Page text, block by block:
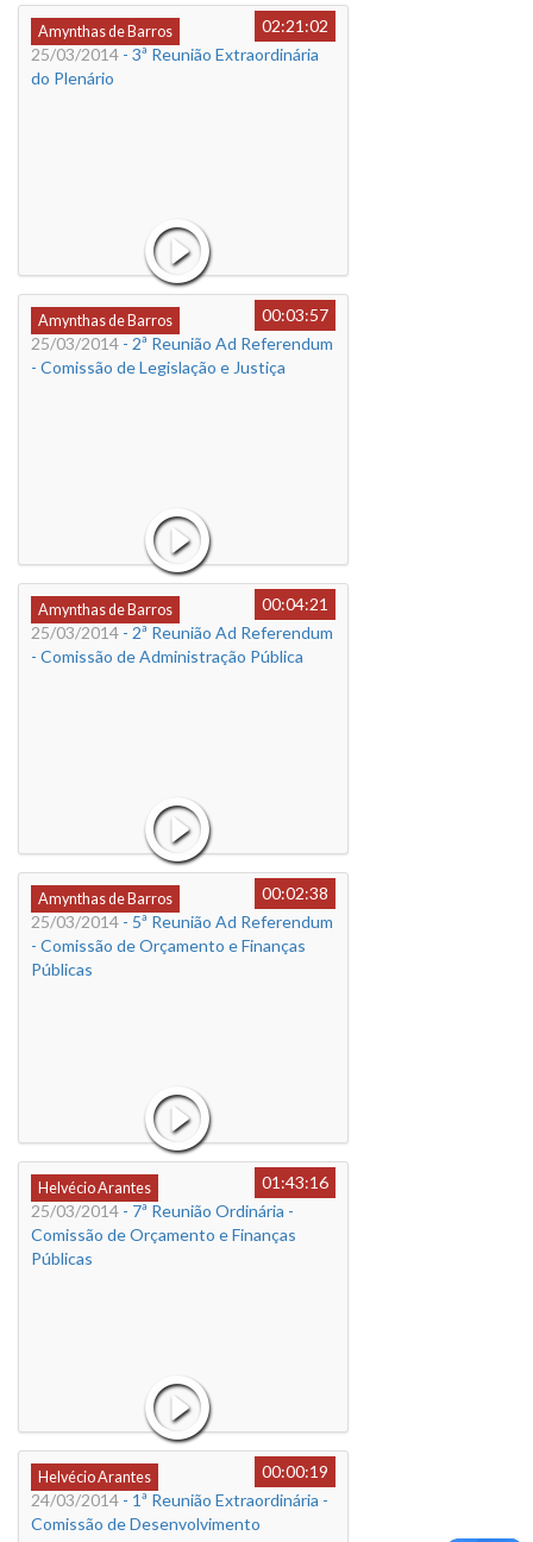
Amynthas de Barros
02:21:02
25/03/2014 - 3ª Reunião Extraordinária
do Plenário
Amynthas de Barros
00:03:57
25/03/2014 - 2ª Reunião Ad Referendum
- Comissão de Legislação e Justiça
Amynthas de Barros
00:04:21
25/03/2014 - 2ª Reunião Ad Referendum
- Comissão de Administração Pública
Amynthas de Barros
00:02:38
25/03/2014 - 5ª Reunião Ad Referendum
- Comissão de Orçamento e Finanças
Públicas
Helvécio Arantes
01:43:16
25/03/2014 - 7ª Reunião Ordinária -
Comissão de Orçamento e Finanças
Públicas
Helvécio Arantes
00:00:19
24/03/2014 - 1ª Reunião Extraordinária -
Comissão de Desenvolvimento